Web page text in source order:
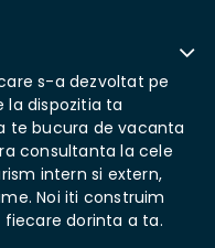
s-a dezvoltat pe
la dispozitia ta
te bucura de vacanta
consultanta la cele
intern si extern,
Noi iti construim
dorinta a ta.